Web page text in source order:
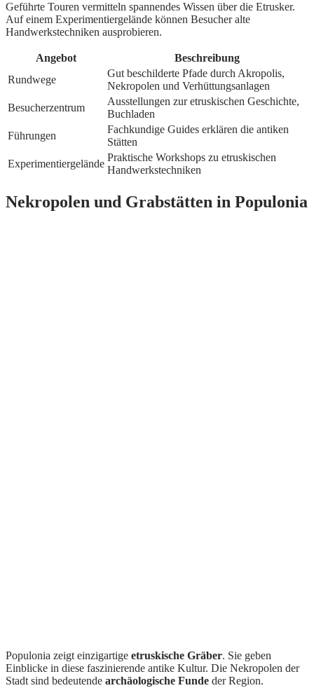
Geführte Touren vermitteln spannendes Wissen über die Etrusker.
Auf einem Experimentiergelände können Besucher alte
Handwerkstechniken ausprobieren.
Angebot
Beschreibung
Rundwege
Gut beschilderte Pfade durch Akropolis,
Nekropolen und Verhüttungsanlagen
Besucherzentrum
Ausstellungen zur etruskischen Geschichte,
Buchladen
Führungen
Fachkundige Guides erklären die antiken
Stätten
Experimentiergelände
Praktische Workshops zu etruskischen
Handwerkstechniken
Nekropolen und Grabstätten in Populonia
Populonia zeigt einzigartige etruskische Gräber. Sie geben
Einblicke in diese faszinierende antike Kultur. Die Nekropolen der
Stadt sind bedeutende archäologische Funde der Region.